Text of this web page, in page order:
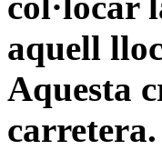
aquell
Aquesta
carretera.